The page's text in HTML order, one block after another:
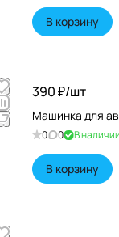
В корзину
390 ₽/шт
Машинка для
0 0 В наличии
В корзину